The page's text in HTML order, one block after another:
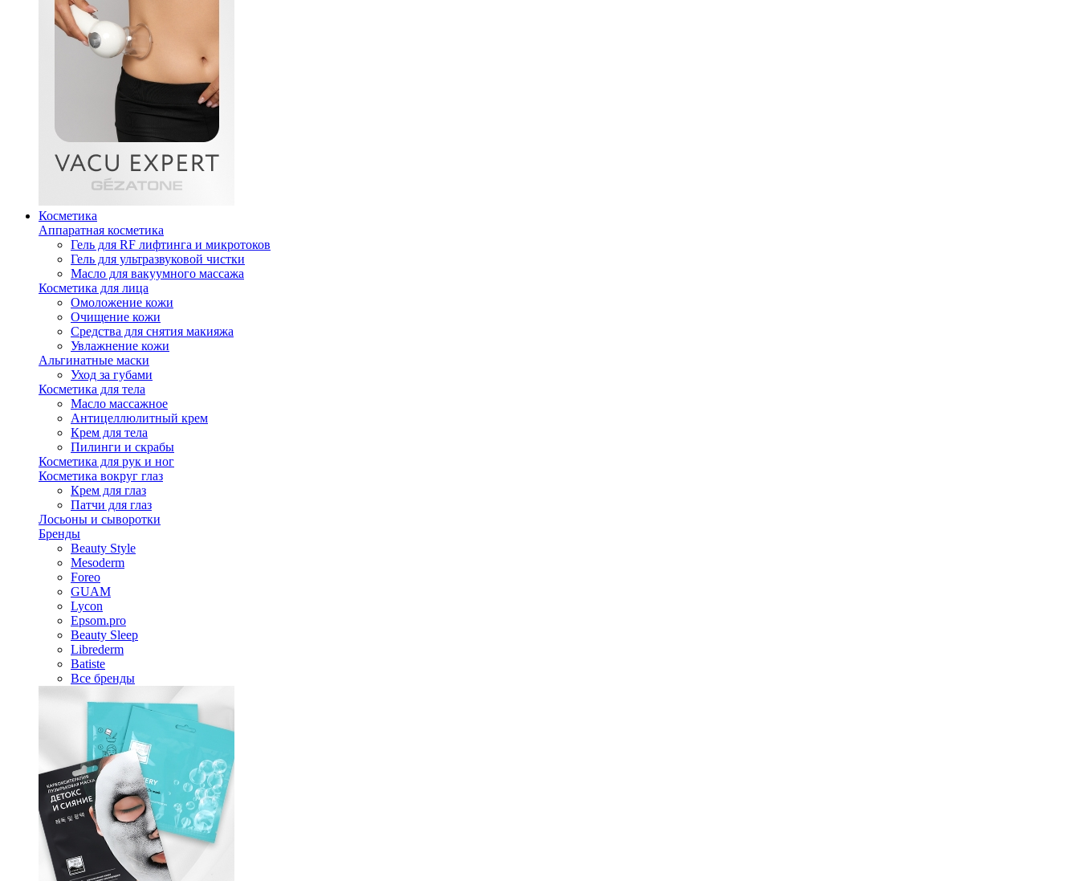
Косметика
Аппаратная косметика
Гель для RF лифтинга и микротоков
Гель для ультразвуковой чистки
Масло для вакуумного массажа
Косметика для лица
Омоложение кожи
Очищение кожи
Средства для снятия макияжа
Увлажнение кожи
Альгинатные маски
Уход за губами
Косметика для тела
Масло массажное
Антицеллюлитный крем
Крем для тела
Пилинги и скрабы
Косметика для рук и ног
Косметика вокруг глаз
Крем для глаз
Патчи для глаз
Лосьоны и сыворотки
Бренды
Beauty Style
Mesoderm
Foreo
GUAM
Lycon
Epsom.pro
Beauty Sleep
Librederm
Batiste
Все бренды